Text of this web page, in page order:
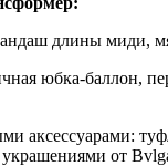
длины миди,
юбка-баллон,
аксессуарами:
от